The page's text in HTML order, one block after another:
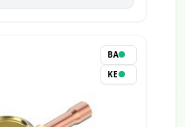
BA
KE